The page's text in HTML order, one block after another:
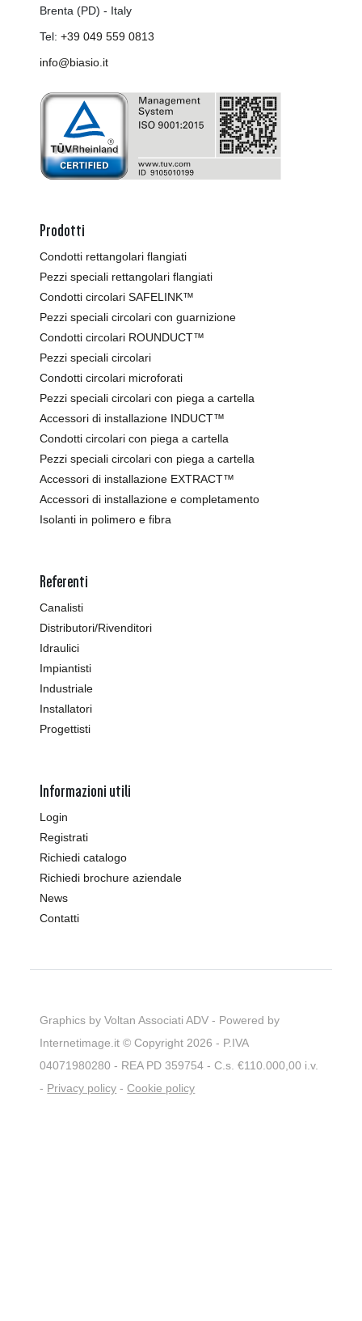
Brenta (PD) - Italy
Tel:+39 049 559 0813
info@biasio.it
Prodotti
Condotti rettangolari flangiati
Pezzi speciali rettangolari flangiati
Condotti circolari SAFELINK™
Pezzi speciali circolari con guarnizione
Condotti circolari ROUNDUCT™
Pezzi speciali circolari
Condotti circolari microforati
Pezzi speciali circolari con piega a cartella
Accessori di installazione INDUCT™
Condotti circolari con piega a cartella
Pezzi speciali circolari con piega a cartella
Accessori di installazione EXTRACT™
Accessori di installazione e completamento
Isolanti in polimero e fibra
Referenti
Canalisti
Distributori/Rivenditori
Idraulici
Impiantisti
Industriale
Installatori
Progettisti
Informazioni utili
Login
Registrati
Richiedi catalogo
Richiedi brochure aziendale
News
Contatti
Graphics by Voltan Associati ADV - Powered by
Internetimage.it © Copyright 2026 - P.IVA
04071980280 - REA PD 359754 - C.s. €110.000,00 i.v.
- Privacy policy -Cookie policy